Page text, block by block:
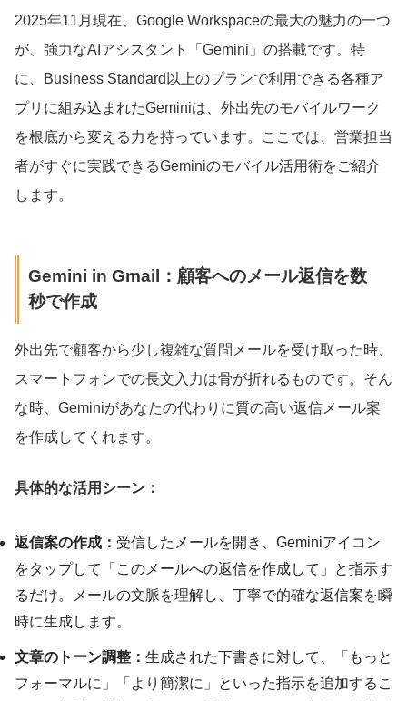
2025年11月現在、Google Workspaceの最大の魅力の一つ
が、強力なAIアシスタント「Gemini」の搭載です。特
に、Business Standard以上のプランで利用できる各種ア
プリに組み込まれたGeminiは、外出先のモバイルワーク
を根底から変える力を持っています。ここでは、営業担当
者がすぐに実践できるGeminiのモバイル活用術をご紹介
します。
Gemini in Gmail：顧客へのメール返信を数
秒で作成
外出先で顧客から少し複雑な質問メールを受け取った時、
スマートフォンでの長文入力は骨が折れるものです。そん
な時、Geminiがあなたの代わりに質の高い返信メール案
を作成してくれます。
具体的な活用シーン：
返信案の作成： 受信したメールを開き、Geminiアイコン
をタップして「このメールへの返信を作成して」と指示す
るだけ。メールの文脈を理解し、丁寧で的確な返信案を瞬
時に生成します。
文章のトーン調整： 生成された下書きに対して、「もっと
フォーマルに」「より簡潔に」といった指示を追加するこ